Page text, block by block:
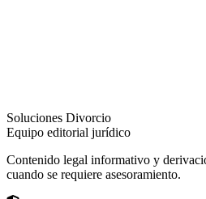
Soluciones Divorcio
Equipo editorial jurídico
Contenido legal informativo y
cuando se requiere asesoramiento.